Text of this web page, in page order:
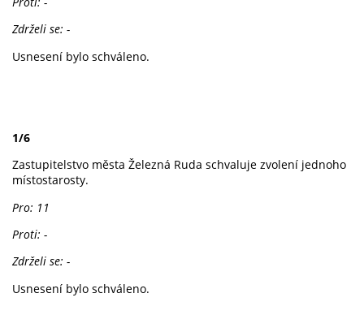
Zdrželi se: -
Usnesení bylo schváleno.
1/6
Zastupitelstvo města Železná Ruda schvaluje zvolení jednoho
místostarosty.
Pro: 11
Proti: -
Zdrželi se: -
Usnesení bylo schváleno.